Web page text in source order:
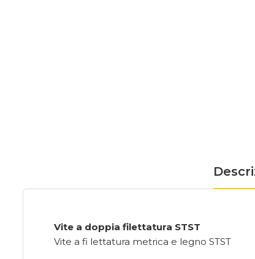
Vite a doppia filettatura STST
Vite a fi lettatura metrica e legno STST